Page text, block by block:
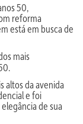
50,
reforma
está em busca de
mais
altos da avenida
e foi
de sua